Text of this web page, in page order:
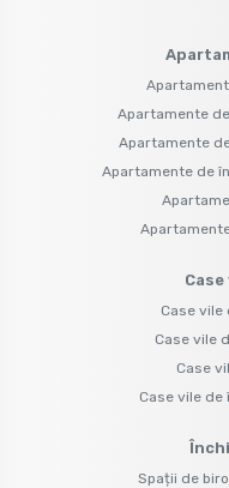
Apartamente
Apartamente
Apartamente de
Case vile
Case vile
Case
Case vile de
Spații de